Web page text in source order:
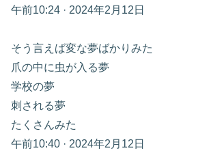
午前10:24 · 2024年2月12日
そう言えば変な夢ばかりみた
爪の中に虫が入る夢
学校の夢
刺される夢
たくさんみた
午前10:40 · 2024年2月12日